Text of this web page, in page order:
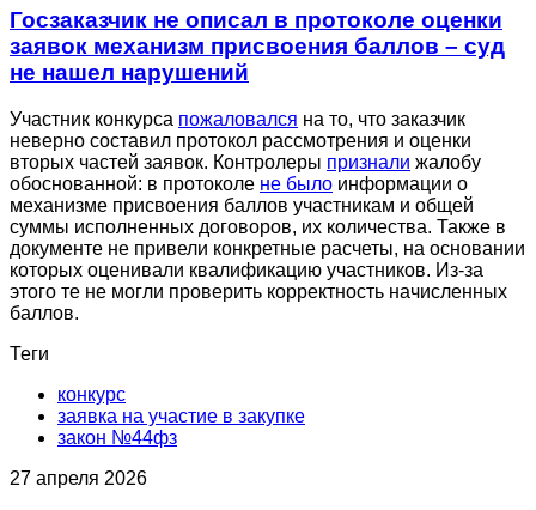
Госзаказчик не описал в протоколе оценки
заявок механизм присвоения баллов – суд
не нашел нарушений
Участник конкурса пожаловался на то, что заказчик
неверно составил протокол рассмотрения и оценки
вторых частей заявок. Контролеры признали жалобу
обоснованной: в протоколе не было информации о
механизме присвоения баллов участникам и общей
суммы исполненных договоров, их количества. Также в
документе не привели конкретные расчеты, на основании
которых оценивали квалификацию участников. Из-за
этого те не могли проверить корректность начисленных
баллов.
Теги
конкурс
заявка на участие в закупке
закон №44фз
27 апреля 2026